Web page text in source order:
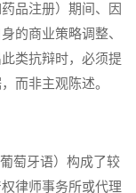
品注册）期间、因
的商业策略调整、
类抗辩时，必须提
而非主观陈述。
萄牙语）构成了较
律师事务所或代理